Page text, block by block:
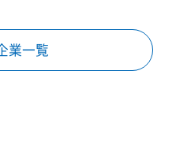
業一覧